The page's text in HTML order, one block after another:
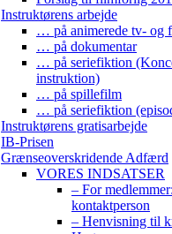
Instruktørens arbejde
… på animerede tv- og
… på dokumentar
… på seriefiktion
instruktion)
… på spillefilm
… på seriefiktion
Instruktørens gratisarbejde
IB-Prisen
Grænseoverskridende Adfærd
VORES INDSATSER
– For
kontaktperson
– Henvisning til